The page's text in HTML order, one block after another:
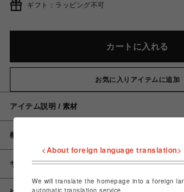
ギフト：ラッピング不可
カートに入れる
お気に入りアイテムに追加
アイテム説明 / 素材
概要
サイズ
<About foreign language translation>
We will translate the homepage into a foreign
automatic translation service.